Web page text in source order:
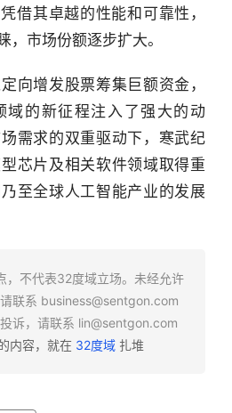
借其卓越的性能和可靠性，
，市场份额逐步扩大。
向增发股票筹集巨额资金，
域的新征程注入了强大的动
需求的双重驱动下，寒武纪
芯片及相关软件领域取得重
至全球人工智能产业的发展
，不代表32度域立场。未经允许
联系 business@sentgon.com
诉，请联系 lin@sentgon.com
内容，就在 32度域扎堆